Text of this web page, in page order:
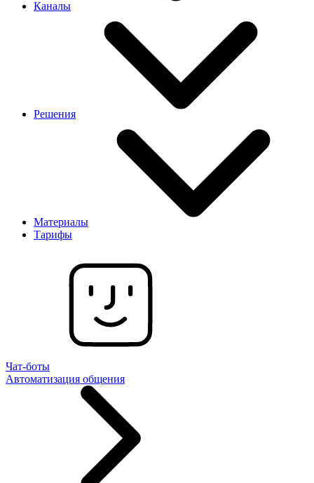
Каналы
Решения
Материалы
Тарифы
Чат-боты
Автоматизация общения